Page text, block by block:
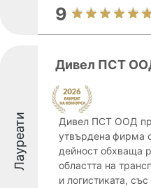
9
Лауреати
Дивел ПСТ
Дивел ПСТ ООД
утвърдена фирма
дейност обхваща
областта на
и логистиката,